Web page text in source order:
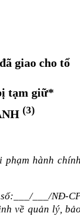
giao cho tổ
tạm giữ*
(3)
phạm hành
:___/___/NĐ-
về quản lý,